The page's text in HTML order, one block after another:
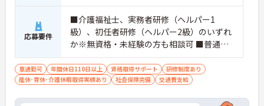
応募要件
■介護福祉士、実務者研修（ヘルパー1
級）、初任者研修（ヘルパー2級）のいずれ
か※無資格・未経験の方も相談可 ■普通自
動車免許（ＡＴ限定可）
車通勤可 年間休日110日以上 資格取得サポート
研修制度あり
産休･育休･介護休暇取得実績あり
社会保険完備 交通費支給